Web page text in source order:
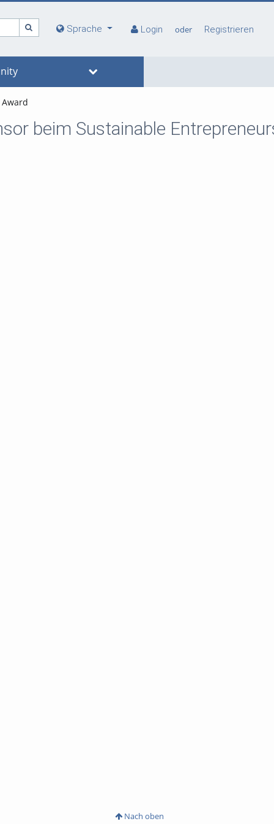
Sprache Login oder Registrieren
beim Sustainable
Nach oben